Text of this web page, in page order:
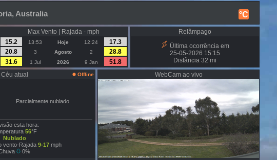
°C
Australia
Max Vento | Rajada - mph
15.2
13:53 Hoje 12:24
17.3
20.8
3 Agosto 2
28.8
31.6
1 Jul 2026 9 Jan 51.8
Relâmpago
Última ocorrência em
25-05-2026 15:15
Distância 32 mi
Céu atual Offline
Parcialmente nublado
esta hora:
56°F
Nublado
vento-Rajada 9-17 mph
0%
WebCam ao vivo